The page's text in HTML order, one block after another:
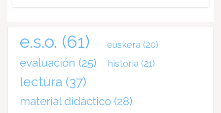
e.s.o. (61) euskera (20)
evaluación (25) historia (21)
lectura (37)
material didáctico (28)